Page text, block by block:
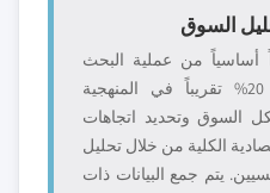
أساسياً من عملية البحث
لدينا، حيث يساهم بنسبة 20% تقريباً في المنهجية
السوق وتحديد اتجاهات
الكلية من خلال تحليل
يتم جمع البيانات ذات